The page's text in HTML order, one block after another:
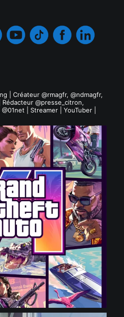
| Créateur @rmagfr, @ndmagfr,
@presse_citron,
| Streamer | YouTuber |